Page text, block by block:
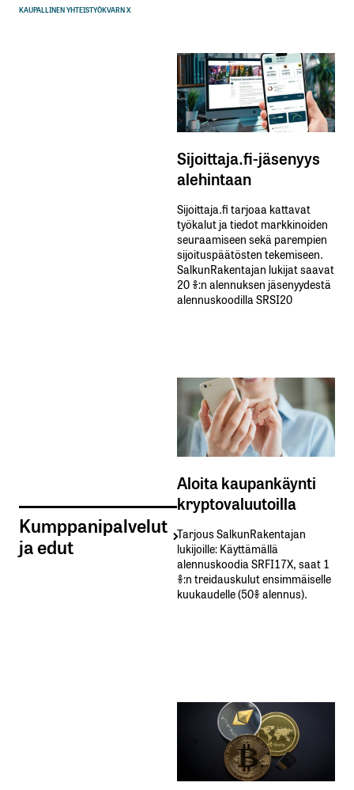
KAUPALLINEN YHTEISTYÖKVARN X
Kumppanipalvelut
ja edut
Sijoittaja.fi-jäsenyys
alehintaan
Sijoittaja.fi tarjoaa kattavat
työkalut ja tiedot markkinoiden
seuraamiseen sekä parempien
sijoituspäätösten tekemiseen.
SalkunRakentajan lukijat saavat
20 %:n alennuksen jäsenyydestä
alennuskoodilla SRSI20
Aloita kaupankäynti
kryptovaluutoilla
Tarjous SalkunRakentajan
lukijoille: Käyttämällä​ ​
alennuskoodia​ ​SRFI17X,​ ​saat​ ​1
%:n treidauskulut​ ​ensimmäiselle​ ​
kuukaudelle​ ​(50%​ ​alennus).